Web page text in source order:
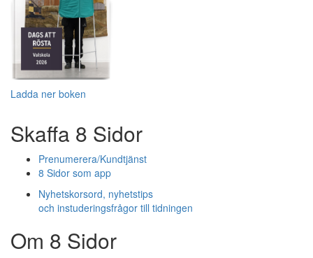
Ladda ner boken
Skaffa 8 Sidor
Prenumerera/Kundtjänst
8 Sidor som app
Nyhetskorsord, nyhetstips
och instuderingsfrågor till tidningen
Om 8 Sidor